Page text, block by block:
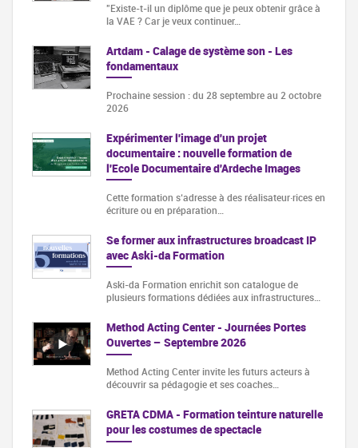
"Existe-t-il un diplôme que je peux obtenir grâce à
la VAE ? Car je veux continuer…
Artdam - Calage de système son - Les
fondamentaux
Prochaine session : du 28 septembre au 2 octobre
2026
Expérimenter l'image d'un projet
documentaire : nouvelle formation de
l'Ecole Documentaire d'Ardeche Images
Cette formation s‘adresse à des réalisateur·rices en
écriture ou en préparation…
Se former aux infrastructures broadcast IP
avec Aski-da Formation
Aski-da Formation enrichit son catalogue de
plusieurs formations dédiées aux infrastructures…
Method Acting Center - Journées Portes
Ouvertes – Septembre 2026
Method Acting Center invite les futurs acteurs à
découvrir sa pédagogie et ses coaches…
GRETA CDMA - Formation teinture naturelle
pour les costumes de spectacle